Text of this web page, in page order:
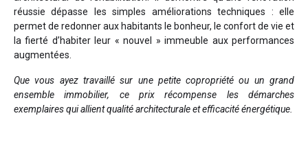
réussie dépasse les simples améliorations techniques : elle
permet de redonner aux habitants le bonheur, le confort de vie et
la fierté d’habiter leur « nouvel » immeuble aux performances
augmentées.
Que vous ayez travaillé sur une petite copropriété ou un grand
ensemble immobilier, ce prix récompense les démarches
exemplaires qui allient qualité architecturale et efficacité énergétique.